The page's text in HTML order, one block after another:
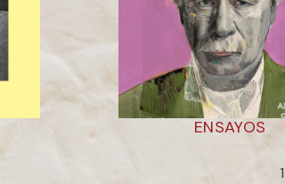
ENSAYOS
1